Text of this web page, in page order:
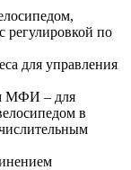
регулировкой по
для управления
МФИ – для
в